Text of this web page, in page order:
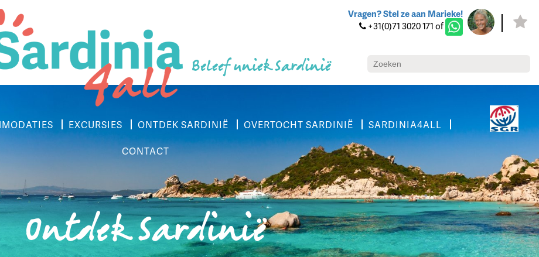
Vragen? Stel ze aan Marieke!
+31(0)71 3020 171 of
Beleef uniek Sardinië
EXCURSIES ONTDEK SARDINIË OVERTOCHT SARDINIË
SARDINIA4ALL
CONTACT
Ontdek Sardinië